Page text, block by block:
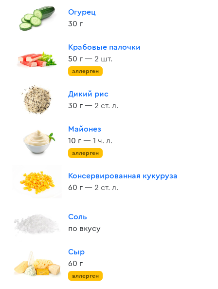
Огурец
30 г
Крабовые палочки
50 г — 2 шт.
аллерген
Дикий рис
30 г — 2 ст. л.
Майонез
10 г — 1 ч. л.
аллерген
Консервированная кукуруза
60 г — 2 ст. л.
Соль
по вкусу
Сыр
60 г
аллерген